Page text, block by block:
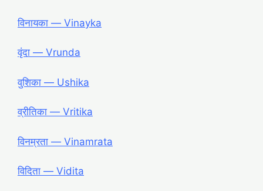
विनायका ― Vinayka
वृंदा ― Vrunda
वुशिका ― Ushika
व्रीतिका ― Vritika
विनम्रता ― Vinamrata
विदिता ― Vidita